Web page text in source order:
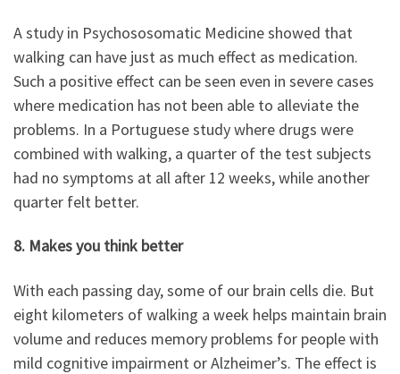
A study in Psychososomatic Medicine showed that
walking can have just as much effect as medication.
Such a positive effect can be seen even in severe cases
where medication has not been able to alleviate the
problems. In a Portuguese study where drugs were
combined with walking, a quarter of the test subjects
had no symptoms at all after 12 weeks, while another
quarter felt better.
8. Makes you think better
With each passing day, some of our brain cells die. But
eight kilometers of walking a week helps maintain brain
volume and reduces memory problems for people with
mild cognitive impairment or Alzheimer’s. The effect is